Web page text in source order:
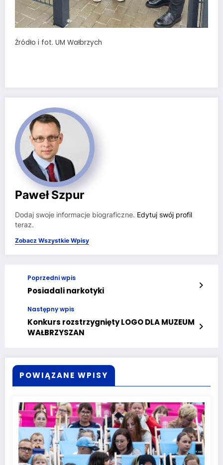
Źródło i fot. UM Wałbrzych
Paweł Szpur
Dodaj swoje informacje biograficzne. Edytuj swój profil
teraz.
Zobacz Wszystkie Wpisy
Poprzedni wpis
Posiadali narkotyki
Następny wpis
Konkurs rozstrzygnięty LOGO DLA MUZEUM
WAŁBRZYSZAN
POWIĄZANE WPISY